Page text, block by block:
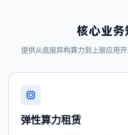
核心业
提供从底层异构算力到上层应用
弹性算力租赁